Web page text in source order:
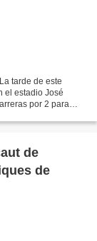
tarde de este
el estadio José
por 2 para
de
de